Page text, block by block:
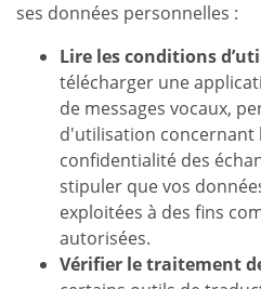
ses données personnelles :
Lire les conditions
télécharger une
de messages vocaux,
d'utilisation concernant
confidentialité des
stipuler que vos
exploitées à des fins
autorisées.
Vérifier le traitement